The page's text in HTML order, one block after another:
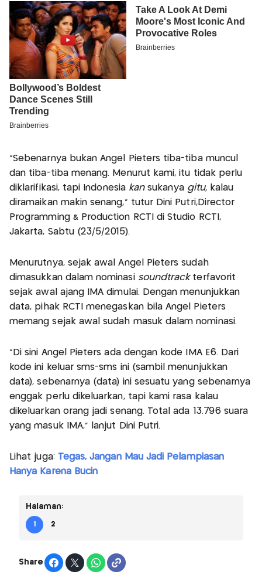
"Sebenarnya bukan Angel Pieters tiba-tiba muncul
dan tiba-tiba menang. Menurut kami, itu tidak perlu
diklarifikasi, tapi Indonesia kansukanya gitu, kalau
diramaikan makin senang," tutur Dini Putri,Director
Programming & Production RCTI di Studio RCTI,
Jakarta, Sabtu (23/5/2015).
Menurutnya, sejak awal Angel Pieters sudah
dimasukkan dalam nominasisoundtrackterfavorit
sejak awal ajang IMA dimulai. Dengan menunjukkan
data, pihak RCTI menegaskan bila Angel Pieters
memang sejak awal sudah masuk dalam nominasi.
"Di sini Ángel Pieters ada dengan kode IMA E6. Dari
kode ini keluar sms-sms ini (sambil menunjukkan
data), sebenarnya (data) ini sesuatu yang sebenarnya
enggak perlu dikeluarkan, tapi kami rasa kalau
dikeluarkan orang jadi senang. Total ada 13.796 suara
yang masuk IMA," lanjut Dini Putri.
Lihat juga: Tegas, Jangan Mau Jadi Pelampiasan
Hanya Karena Bucin
Halaman:
1 2
Share